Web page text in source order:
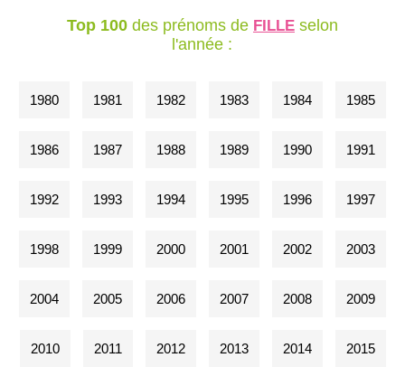
Top 100des prénoms de FILLEselon
l'année :
1980 1981 1982 1983 1984 1985
1986 1987 1988 1989 1990 1991
1992 1993 1994 1995 1996 1997
1998 1999 2000 2001 2002 2003
2004 2005 2006 2007 2008 2009
2010 2011 2012 2013 2014 2015